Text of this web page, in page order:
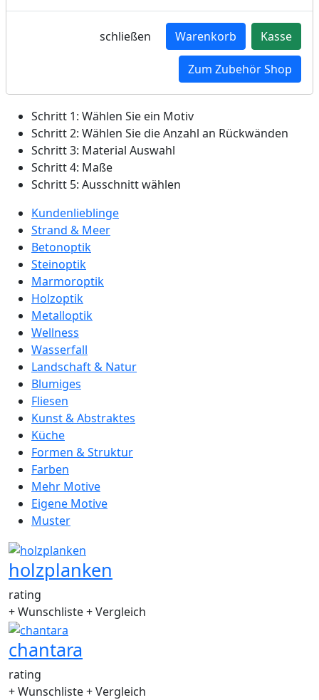
schließen Warenkorb Kasse
Zum Zubehör Shop
KONFIGURATOR
Schritt 1: Wählen Sie ein Motiv
Schritt 2: Wählen Sie die Anzahl an Rückwänden
Schritt 3: Material Auswahl
Schritt 4: Maße
Schritt 5: Ausschnitt wählen
Kundenlieblinge
Strand & Meer
Betonoptik
Steinoptik
Marmoroptik
Holzoptik
Metalloptik
Wellness
Wasserfall
Landschaft & Natur
Blumiges
Fliesen
Kunst & Abstraktes
Küche
Formen & Struktur
Farben
Mehr Motive
Eigene Motive
Muster
holzplanken
rating
+ Wunschliste+ Vergleich
chantara
rating
+ Wunschliste+ Vergleich